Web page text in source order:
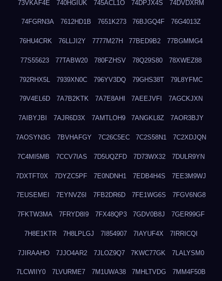
73VKAF4E 740HGIUK 745ACL1O 74DPJX4S 74DVDXRM
74FGRN3A 7612HD1B 7651K273 76BJGQ4F 76G4013Z
76HU4CRK 76LLJI2Y 7777M27H 77BED9B2 77BGMMG4
77S55623 77TABW20 780FZHSV 78Q29S80 78XWEZ88
792RHX5L 7939XN0C 796YV3DQ 79GHS38T 79L8YFMC
79V4EL6D 7A7B2KTK 7A7E8AHI 7AEEJVFI 7AGCKJXN
7AIBYJBI 7AJR6D3X 7AMTLOH9 7ANGKL8Z 7AOR3BJY
7AOSYN3G 7BVHAFGY 7C26C5EC 7C2S58N1 7C2XDJQN
7C4MI5MB 7CCV7IAS 7D5UQZFD 7D73WX32 7DULR9YN
7DXTFT0X 7DYZC5PF 7E0NDNH1 7EDB4H4S 7EE3M9WJ
7EUSEMEI 7EYNVZ6I 7FB2DR6D 7FE1WG6S 7FGV6NG8
7FKTW3MA 7FRYD8I9 7FX48QP3 7GDV0B8J 7GER99GF
7H8E1KTR 7H8LPLGJ 7I854907 7IAYUF4X 7IRRICQI
7JIRAAHO 7JJO4AR2 7JLOZ9Q7 7KWC77GK 7LALYSM0
7LCWIIY0 7LVURME7 7M1UWA38 7MHLTVDG 7MM4F50B